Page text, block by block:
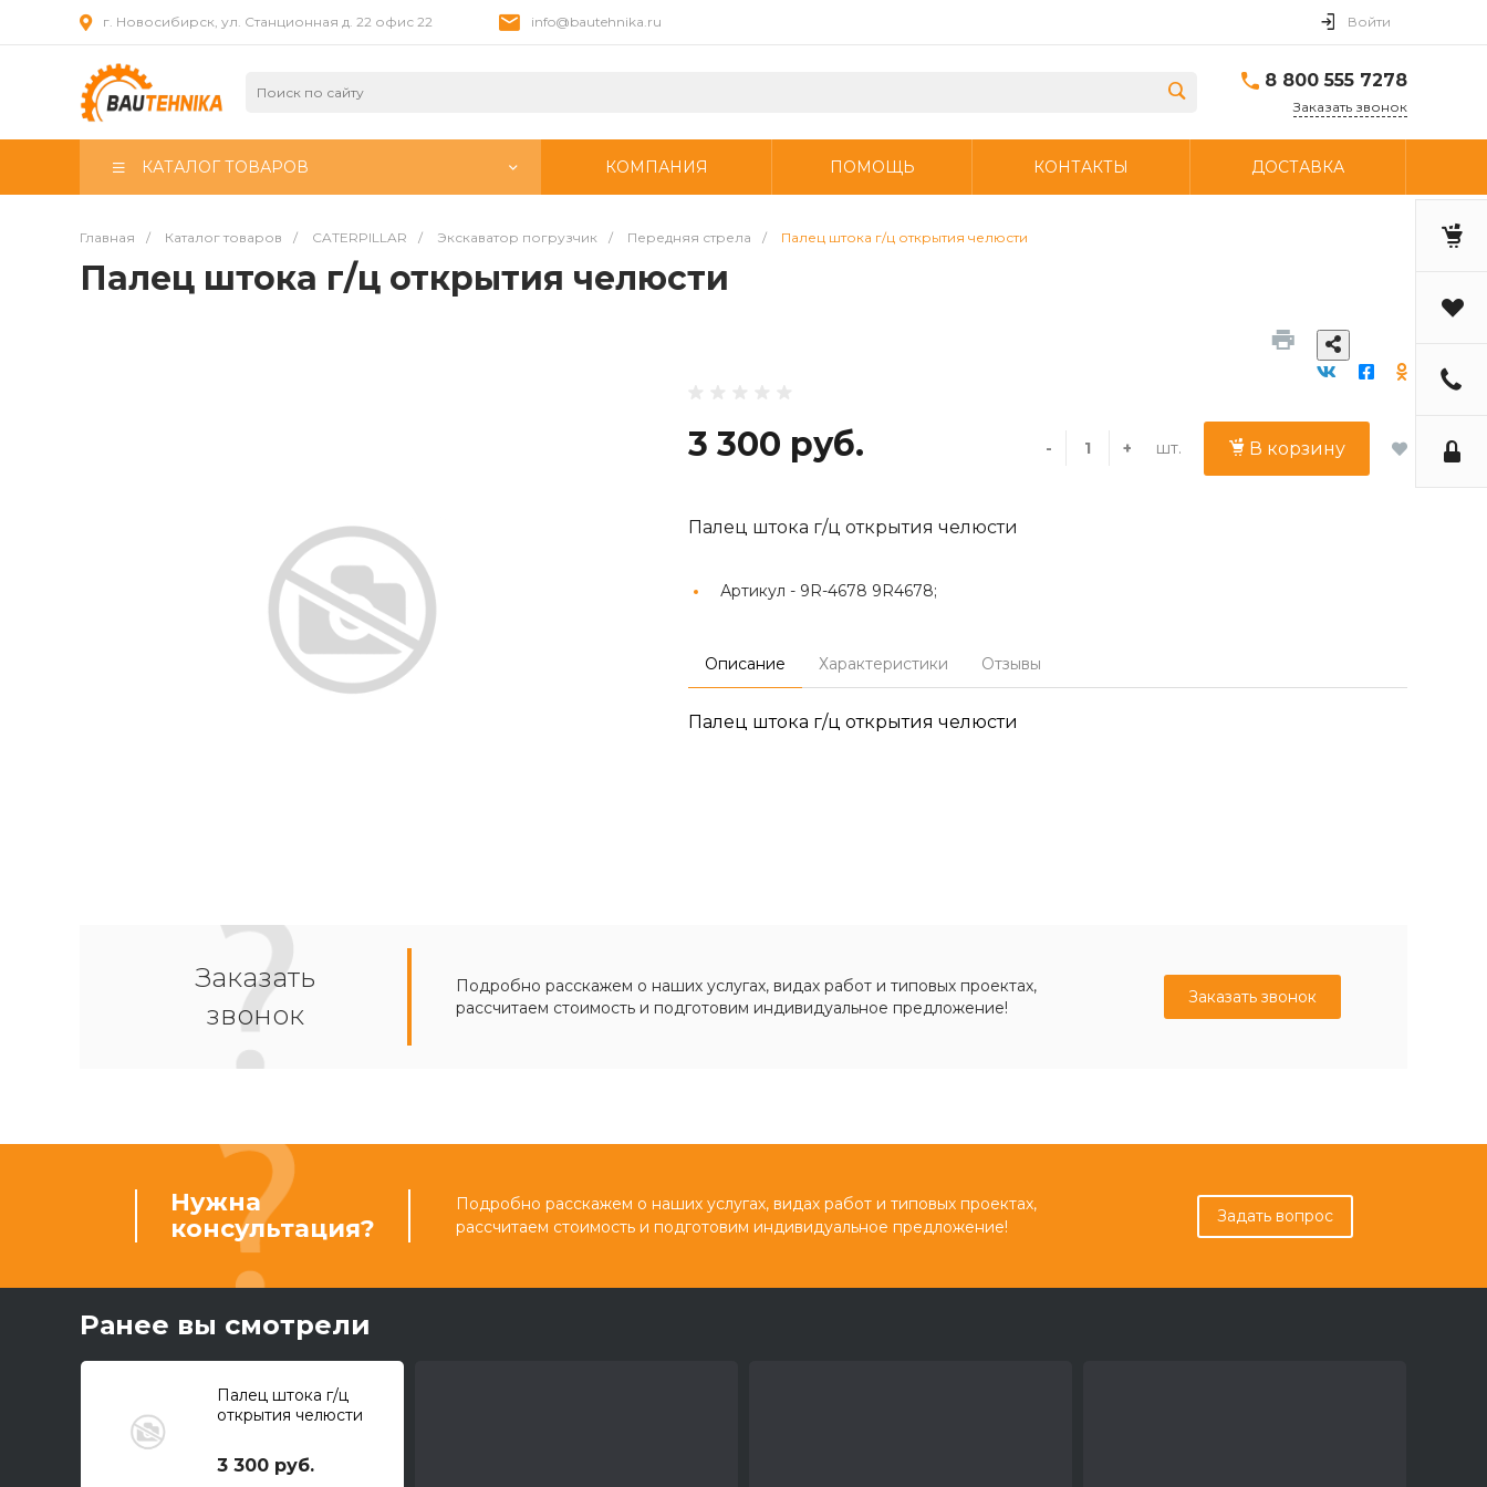
г. Новосибирск, ул. Станционная д. 22 офис 22 info@bautehnika.ru Войти
8 800 555 7278
Заказать звонок
КАТАЛОГ ТОВАРОВ КОМПАНИЯ ПОМОЩЬ КОНТАКТЫ ДОСТАВКА
Главная / Каталог товаров / CATERPILLAR / Экскаватор погрузчик / Передняя стрела / Палец штока г/ц открытия челюсти
Палец штока г/ц открытия челюсти
3 300 руб. - + шт. В корзину
Палец штока г/ц открытия челюсти
Артикул - 9R-4678 9R4678;
Описание Характеристики Отзывы
Палец штока г/ц открытия челюсти
Заказать
звонок
Подробно расскажем о наших услугах, видах работ и типовых проектах,
рассчитаем стоимость и подготовим индивидуальное предложение!
Заказать звонок
Нужна
консультация?
Подробно расскажем о наших услугах, видах работ и типовых проектах,
рассчитаем стоимость и подготовим индивидуальное предложение!
Задать вопрос
Ранее вы смотрели
Палец штока г/ц
открытия челюсти
3 300 руб.